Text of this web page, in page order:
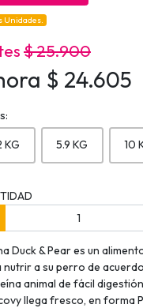
Unidades.
$ 25.900
$ 24.605
KG 5.9 KG 10
Duck & Pear es un
nutrir a su perro de
animal de fácil
llega fresco, en forma